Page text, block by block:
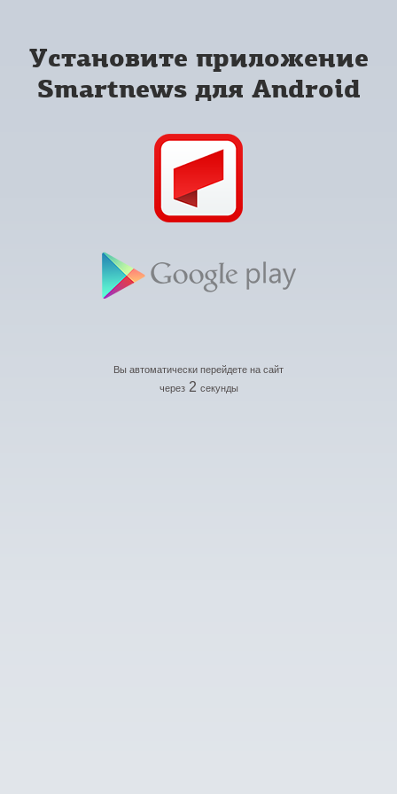
Установите приложение
Smartnews для Android
Вы автоматически перейдете на сайт
через 2 секунды